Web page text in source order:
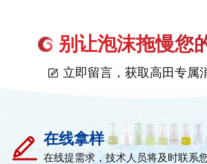
别让泡沫拖慢您
立即留言，获取高田专属
在线拿样
在线提需求，技术人员将及时联系